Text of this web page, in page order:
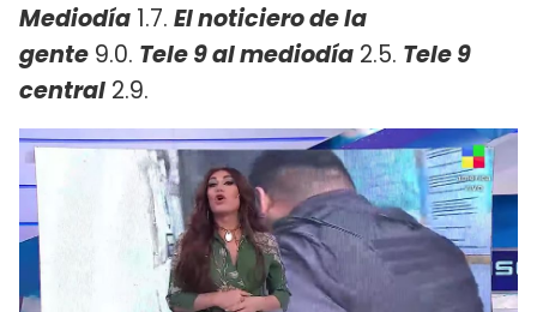
Mediodía 1.7. El noticiero de la
gente 9.0. Tele 9 al mediodía 2.5. Tele 9
central 2.9.